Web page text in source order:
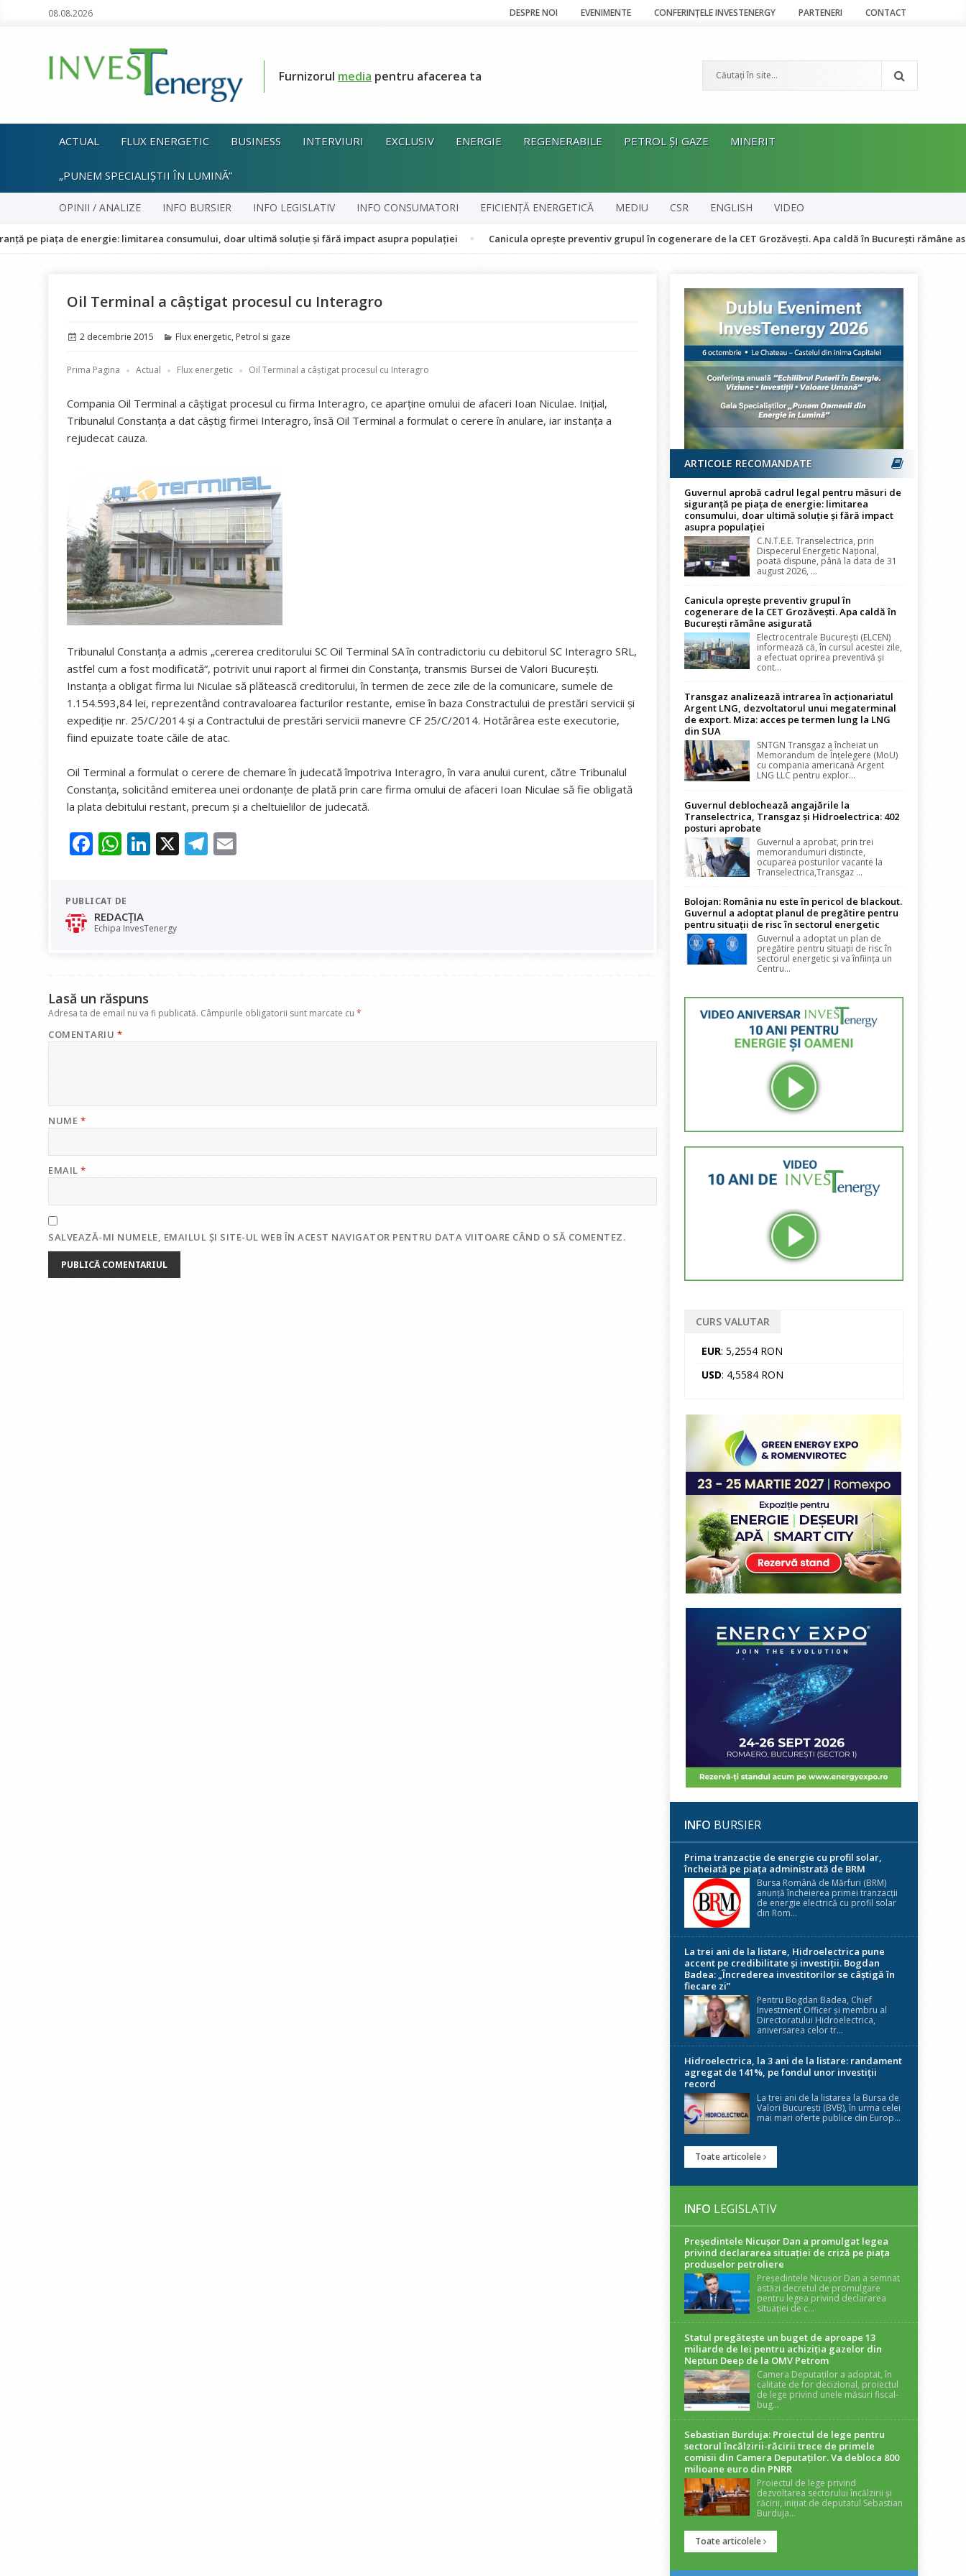
08.08.2026 DESPRE NOI EVENIMENTE CONFERINȚELE INVESTENERGY PARTENERI CONTACT
Furnizorul media pentru afacerea ta
ACTUAL FLUX ENERGETIC BUSINESS INTERVIURI EXCLUSIV ENERGIE REGENERABILE PETROL ȘI GAZE MINERIT
„PUNEM SPECIALIȘTII ÎN LUMINĂ”
OPINII / ANALIZE INFO BURSIER INFO LEGISLATIV INFO CONSUMATORI EFICIENȚĂ ENERGETICĂ MEDIU CSR ENGLISH VIDEO
de energie: limitarea consumului, doar ultimă soluție și fără impact asupra populației Canicula oprește preventiv grupul în cogenerare de la CET Grozăvești. Apa caldă în București rămâne asigurată
Oil Terminal a câștigat procesul cu Interagro
Publicat
2 decembrie 2015 Categorii
Flux energetic, Petrol si gaze
Prima Pagina Actual Flux energetic Oil Terminal a câștigat procesul cu Interagro
Compania Oil Terminal a câștigat procesul cu firma Interagro, ce aparţine omului de afaceri Ioan Niculae. Iniţial,
Tribunalul Constanţa a dat câştig firmei Interagro, însă Oil Terminal a formulat o cerere în anulare, iar instanţa a
rejudecat cauza.
Tribunalul Constanţa a admis „cererea creditorului SC Oil Terminal SA în contradictoriu cu debitorul SC Interagro SRL,
astfel cum a fost modificată“, potrivit unui raport al firmei din Constanța, transmis Bursei de Valori București.
Instanţa a obligat firma lui Niculae să plătească creditorului, în termen de zece zile de la comunicare, sumele de
1.154.593,84 lei, reprezentând contravaloarea facturilor restante, emise în baza Constractului de prestări servicii şi
expediţie nr. 25/C/2014 şi a Contractului de prestări servicii manevre CF 25/C/2014. Hotărârea este executorie,
fiind epuizate toate căile de atac.
Oil Terminal a formulat o cerere de chemare în judecată împotriva Interagro, în vara anului curent, către Tribunalul
Constanţa, solicitând emiterea unei ordonanţe de plată prin care firma omului de afaceri Ioan Niculae să fie obligată
la plata debitului restant, precum şi a cheltuielilor de judecată.
F
e
b
o
W
at
s
A
Li
dI
X T
PUBLICAT DE
REDACȚIA
Echipa InvesTenergy
Lasă un răspuns
Adresa ta de email nu va fi publicată. Câmpurile obligatorii sunt marcate cu*
COMENTARIU *
NUME *
EMAIL*
SALVEAZĂ-MI NUMELE, EMAILUL ȘI SITE-UL WEB ÎN ACEST NAVIGATOR PENTRU DATA VIITOARE CÂND O SĂ COMENTEZ.
ARTICOLE RECOMANDATE
Guvernul aprobă cadrul legal pentru măsuri de
siguranță pe piața de energie: limitarea
consumului, doar ultimă soluție și fără impact
asupra populației
C.N.T.E.E. Transelectrica, prin
Dispecerul Energetic Național,
poată dispune, până la data de 31
august 2026, ...
Canicula oprește preventiv grupul în
cogenerare de la CET Grozăvești. Apa caldă în
București rămâne asigurată
Electrocentrale București (ELCEN)
informează că, în cursul acestei zile,
a efectuat oprirea preventivă și
cont...
Transgaz analizează intrarea în acționariatul
Argent LNG, dezvoltatorul unui megaterminal
de export. Miza: acces pe termen lung la LNG
din SUA
SNTGN Transgaz a încheiat un
Memorandum de Înțelegere (MoU)
cu compania americană Argent
LNG LLC pentru explor...
Guvernul deblochează angajările la
Transelectrica, Transgaz și Hidroelectrica: 402
posturi aprobate
Guvernul a aprobat, prin trei
memorandumuri distincte,
ocuparea posturilor vacante la
Transelectrica,Transgaz ...
Bolojan: România nu este în pericol de blackout.
Guvernul a adoptat planul de pregătire pentru
pentru situații de risc în sectorul energetic
Guvernul a adoptat un plan de
pregătire pentru situații de risc în
sectorul energetic și va înființa un
Centru...
CURS VALUTAR
EUR: 5,2554 RON
USD: 4,5584 RON
INFO BURSIER
Prima tranzacție de energie cu profil solar,
încheiată pe piața administrată de BRM
Bursa Română de Mărfuri (BRM)
anunță încheierea primei tranzacții
de energie electrică cu profil solar
din Rom...
La trei ani de la listare, Hidroelectrica pune
accent pe credibilitate și investiții. Bogdan
Badea: „Încrederea investitorilor se câștigă în
fiecare zi”
Pentru Bogdan Badea, Chief
Investment Officer și membru al
Directoratului Hidroelectrica,
aniversarea celor tr...
Hidroelectrica, la 3 ani de la listare: randament
agregat de 141%, pe fondul unor investiții
record
La trei ani de la listarea la Bursa de
Valori București (BVB), în urma celei
mai mari oferte publice din Europ...
Toate articolele
INFO LEGISLATIV
Președintele Nicuşor Dan a promulgat legea
privind declararea situaţiei de criză pe piaţa
produselor petroliere
Președintele Nicușor Dan a semnat
astăzi decretul de promulgare
pentru legea privind declararea
situației de c...
Statul pregătește un buget de aproape 13
miliarde de lei pentru achiziția gazelor din
Neptun Deep de la OMV Petrom
Camera Deputaților a adoptat, în
calitate de for decizional, proiectul
de lege privind unele măsuri fiscal-
bug...
Sebastian Burduja: Proiectul de lege pentru
sectorul încălzirii-răcirii trece de primele
comisii din Camera Deputaților. Va debloca 800
milioane euro din PNRR
Proiectul de lege privind
dezvoltarea sectorului încălzirii și
răcirii, inițiat de deputatul Sebastian
Burduja...
Toate articolele